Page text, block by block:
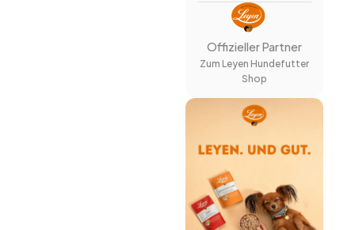
Offizieller Partner
Zum Leyen Hundefutter
Shop